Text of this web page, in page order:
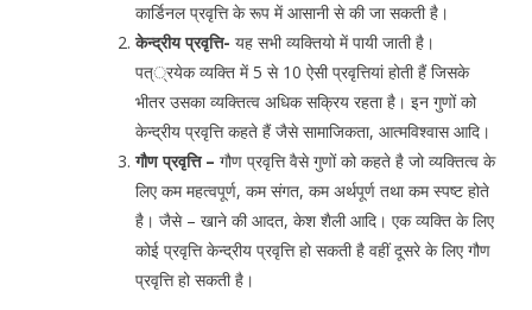
कार्डिनल प्रवृत्ति के रूप में आसानी से की जा सकती है।
केन्द्रीय प्रवृत्ति- यह सभी व्यक्तियो में पायी जाती है।
पत््रयेक व्यक्ति में 5 से 10 ऐसी प्रवृत्तियां होती हैं जिसके
भीतर उसका व्यक्तित्व अधिक सक्रिय रहता है। इन गुणों को
केन्द्रीय प्रवृत्ति कहते हैं जैसे सामाजिकता, आत्मविश्वास आदि।
गौण प्रवृत्ति – गौण प्रवृत्ति वैसे गुणों को कहते है जो व्यक्तित्व के
लिए कम महत्वपूर्ण, कम संगत, कम अर्थपूर्ण तथा कम स्पष्ट होते
है। जैसे – खाने की आदत, केश शैली आदि। एक व्यक्ति के लिए
कोई प्रवृत्ति केन्द्रीय प्रवृत्ति हो सकती है वहीं दूसरे के लिए गौण
प्रवृत्ति हो सकती है।